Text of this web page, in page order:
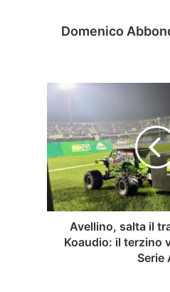
Domenico
Avellino,
trasferimento
Koaudio:
il
terzino
va
prestito
Avellino, salta il
Koaudio: il terzino
Serie